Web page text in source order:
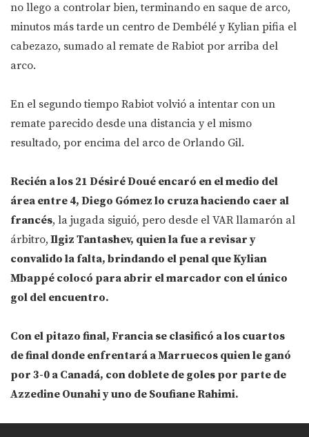
no llego a controlar bien, terminando en saque de arco,
minutos más tarde un centro de Dembélé y Kylian pifia el
cabezazo, sumado al remate de Rabiot por arriba del
arco.
En el segundo tiempo Rabiot volvió a intentar con un
remate parecido desde una distancia y el mismo
resultado, por encima del arco de Orlando Gil.
Recién a los 21 Désiré Doué encaró en el medio del
área entre 4, Diego Gómez lo cruza haciendo caer al
francés, la jugada siguió, pero desde el VAR llamarón al
árbitro, Ilgiz Tantashev, quien la fue a revisar y
convalido la falta, brindando el penal que Kylian
Mbappé colocó para abrir el marcador con el único
gol del encuentro.
Con el pitazo final, Francia se clasificó a los cuartos
de final donde enfrentará a Marruecos quien le ganó
por 3-0 a Canadá, con doblete de goles por parte de
Azzedine Ounahi y uno de Soufiane Rahimi.